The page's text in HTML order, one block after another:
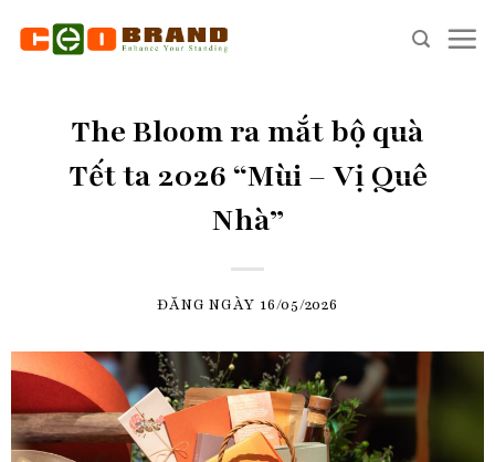
The Bloom ra mắt bộ quà
Tết ta 2026 “Mùi – Vị Quê
Nhà”
ĐĂNG NGÀY 16/05/2026